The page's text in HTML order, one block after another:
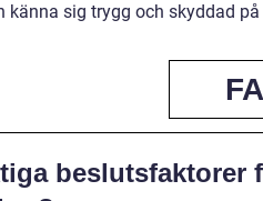
känna sig trygg och skyddad på